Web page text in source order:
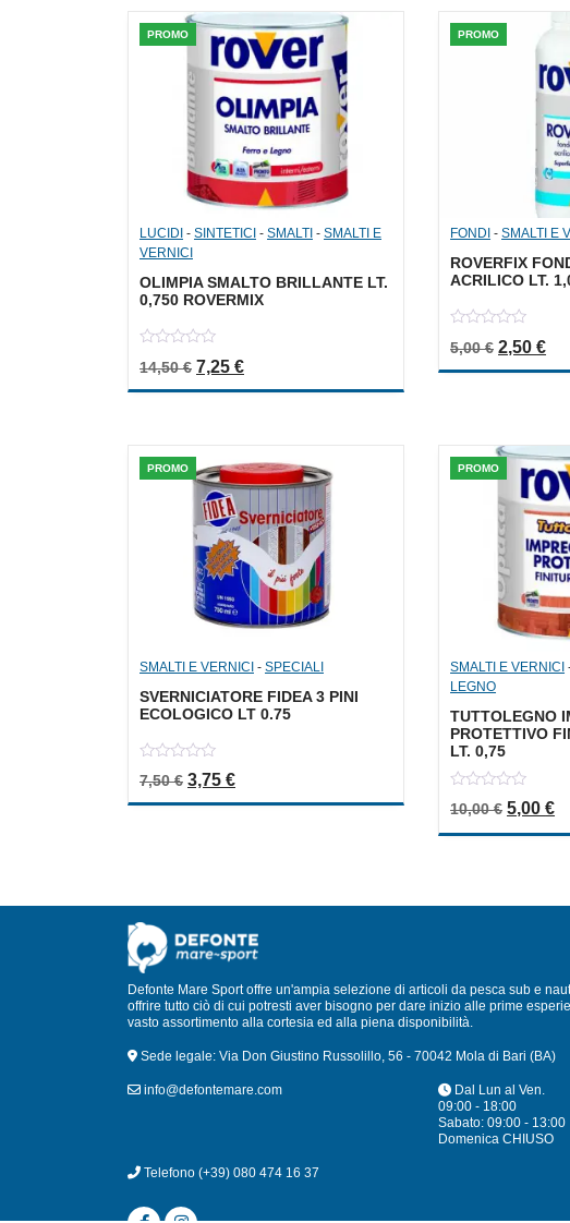
PROMO
LUCIDI - SINTETICI - SMALTI - SMALTI E
VERNICI
OLIMPIA SMALTO BRILLANTE LT.
0,750 ROVERMIX
out
14,50€ Il prezzo originale era: 14,50 €.
7,25 €Il prezzo attuale è: 7,25 €.
PROMO
FONDI -SMALTI E
ROVERFIX
ACRILICO LT.
out
5,00€ Il prezzo
2,50€Il
PROMO
SMALTI E VERNICI - SPECIALI
SVERNICIATORE FIDEA 3 PINI
ECOLOGICO LT 0.75
out
of
7,50€ Il prezzo originale era: 7,50 €.
3,75 €Il prezzo attuale è: 3,75 €.
PROMO
SMALTI E VERNICI
LEGNO
TUTTOLEGNO
PROTETTIVO
LT. 0,75
out
10,00€ Il
5,00€Il
Defonte Mare Sport offre un'ampia selezione di articoli da pesca sub e
offrire tutto ciò di cui potresti aver bisogno per dare inizio alle prime
vasto assortimento alla cortesia ed alla piena disponibilità.
Sede legale: Via Don Giustino Russolillo, 56 - 70042 Mola di Bari (BA)
info@defontemare.com
Dal Lun al Ven.
09:00 - 18:00
Sabato: 09:00 - 13:00
Domenica CHIUSO
Telefono (+39) 080 474 16 37